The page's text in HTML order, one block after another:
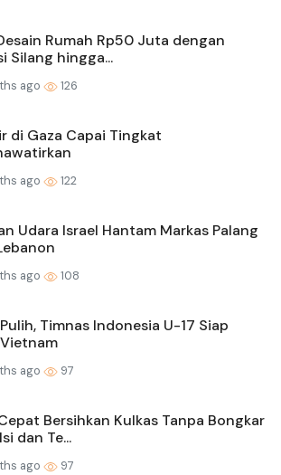
Rumah Rp50 Juta dengan
Silang hingga...
ago 126
di Gaza Capai Tingkat
ago 122
Udara Israel Hantam Markas Palang
ago 108
Timnas Indonesia U-17 Siap
ago 97
Bersihkan Kulkas Tanpa Bongkar
dan Te...
ago 97